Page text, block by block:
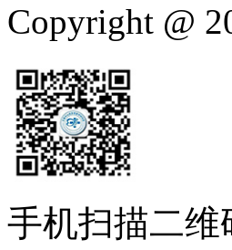
Copyright @
手机扫描二